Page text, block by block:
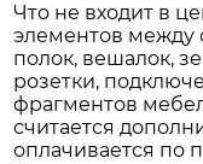
Что не входит в
элементов между
полок, вешалок,
розетки,
фрагментов
считается
оплачивается по